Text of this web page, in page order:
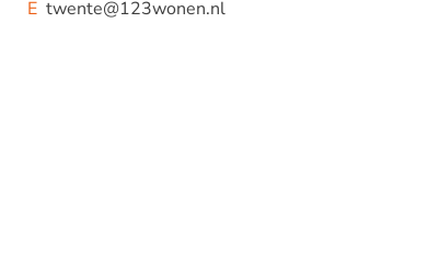
Etwente@123wonen.nl